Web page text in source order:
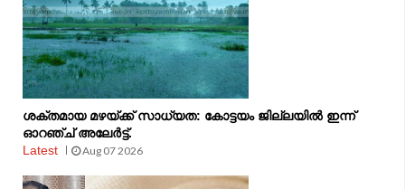
ശക്തമായ മഴയ്ക്ക് സാധ്യത: കോട്ടയം ജില്ലയിൽ ഇന്ന്
ഓറഞ്ച് അലേർട്ട്.
Latest
Aug 07 2026